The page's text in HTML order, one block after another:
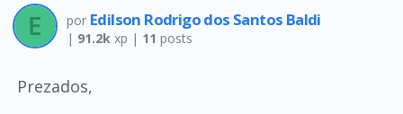
por Edilson Rodrigo dos Santos Baldi
| 91.2kxp | 11 posts
Prezados,